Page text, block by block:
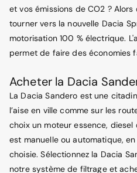
et vos émissions de CO2 ?
tourner vers la nouvelle Dacia
motorisation 100 % électrique.
permet de faire des économies
Acheter la Dacia
La Dacia Sandero est une
l’aise en ville comme sur les
choix un moteur essence, diesel
est manuelle ou automatique,
choisie. Sélectionnez la Dacia
notre système de filtrage et